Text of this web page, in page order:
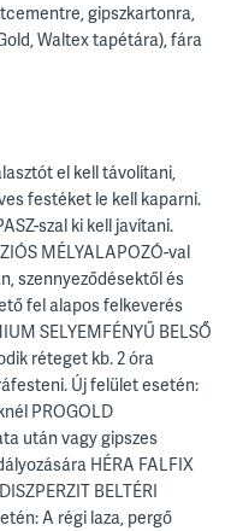
gipszkartonra,
Waltex tapétára), fára
el kell távolítani,
festéket le kell kaparni.
szal ki kell javítani.
MÉLYALAPOZÓ-val
szennyeződésektől és
fel alapos felkeverés
SELYEMFÉNYŰ BELSŐ
réteget kb. 2 óra
Új felület esetén:
PROGOLD
után vagy gipszes
HÉRA FALFIX
BELTÉRI
A régi laza, pergő